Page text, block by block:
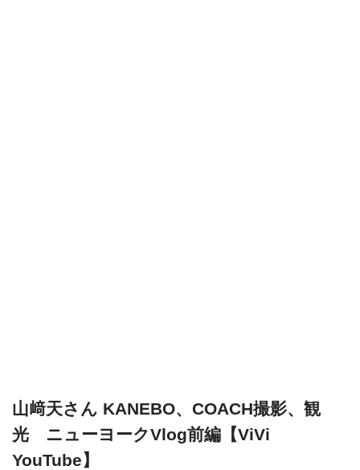
山﨑天さん KANEBO、COACH撮影、観
光 ニューヨークVlog前編【ViVi
YouTube】